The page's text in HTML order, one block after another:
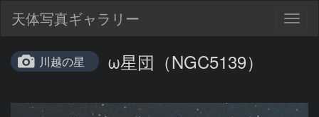
天体写真ギャラリー
川越の星 ω星団（NGC5139）